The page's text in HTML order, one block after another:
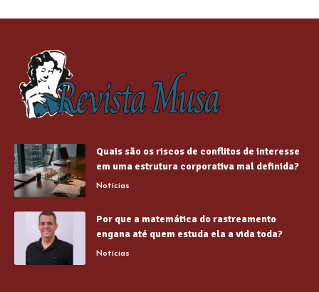
Quais são os riscos de conflitos de interesse
em uma estrutura corporativa mal definida?
Notícias
Por que a matemática do rastreamento
engana até quem estuda ela a vida toda?
Notícias